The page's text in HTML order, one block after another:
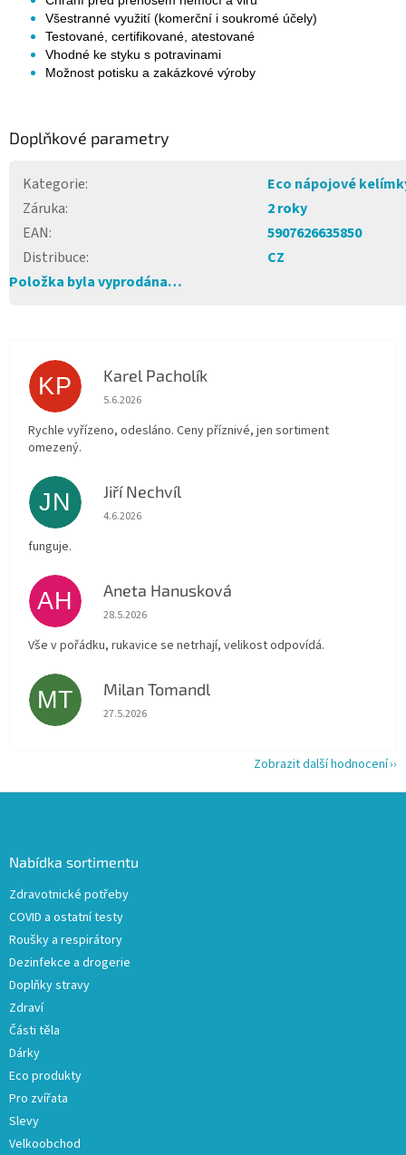
Všestranné využití (komerční i soukromé účely)
Testované, certifikované, atestované
Vhodné ke styku s potravinami
Možnost potisku a zakázkové výroby
Doplňkové parametry
Kategorie:
Eco nápojové
Záruka:
2 roky
EAN:
5907626635850
Distribuce:
CZ
Položka byla vyprodána…
KP Karel Pacholík
Hodnocení obchodu je 4 z 5 hvězdiček.
5.6.2026
Rychle vyřízeno, odesláno. Ceny příznivé, jen sortiment
omezený.
JN Jiří Nechvíl
Hodnocení obchodu je 5 z 5 hvězdiček.
4.6.2026
funguje.
AH Aneta Hanusková
Hodnocení obchodu je 5 z 5 hvězdiček.
28.5.2026
Vše v pořádku, rukavice se netrhají, velikost odpovídá.
MT Milan Tomandl
Hodnocení obchodu je 5 z 5 hvězdiček.
27.5.2026
Zobrazit další hodnocení
Nabídka sortimentu
Zdravotnické potřeby
COVID a ostatní testy
Roušky a respirátory
Dezinfekce a drogerie
Doplňky stravy
Zdraví
Části těla
Dárky
Eco produkty
Pro zvířata
Slevy
Velkoobchod